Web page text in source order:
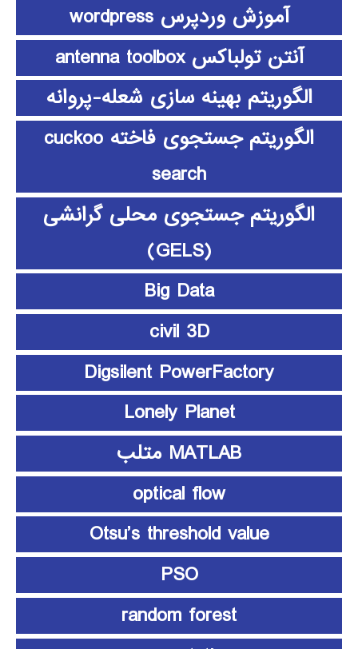
آموزش وردپرس wordpress
آنتن تولباکس antenna toolbox
الگوریتم بهینه سازی شعله-پروانه
الگوریتم جستجوی فاخته cuckoo
search
الگوریتم جستجوی محلی گرانشی
(GELS)
Big Data
civil 3D
Digsilent PowerFactory
Lonely Planet
MATLAB متلب
optical flow
Otsu’s threshold value
PSO
random forest